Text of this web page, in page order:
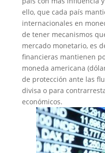
ello, que cada país
internacionales en
de tener mecanismos
mercado monetario, es
financieras mantienen
moneda americana
de protección ante las
divisa o para
económicos.